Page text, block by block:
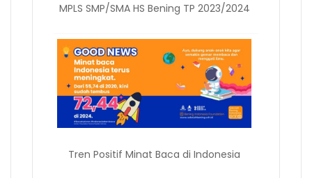
MPLS SMP/SMA HS Bening TP 2023/2024
Tren Positif Minat Baca di Indonesia